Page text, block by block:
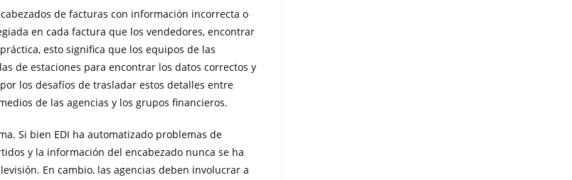
de facturas con información incorrecta o
en cada factura que los vendedores, encontrar
esto significa que los equipos de las
de estaciones para encontrar los datos correctos y
los desafíos de trasladar estos detalles entre
de las agencias y los grupos financieros.
Si bien EDI ha automatizado problemas de
y la información del encabezado nunca se ha
En cambio, las agencias deben involucrar a